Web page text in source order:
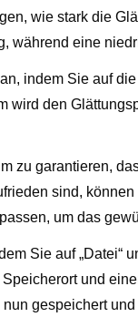
wie stark die
während eine
indem Sie auf
wird den
zu garantieren,
sind,
um das
Sie auf „Datei“
und
gespeichert